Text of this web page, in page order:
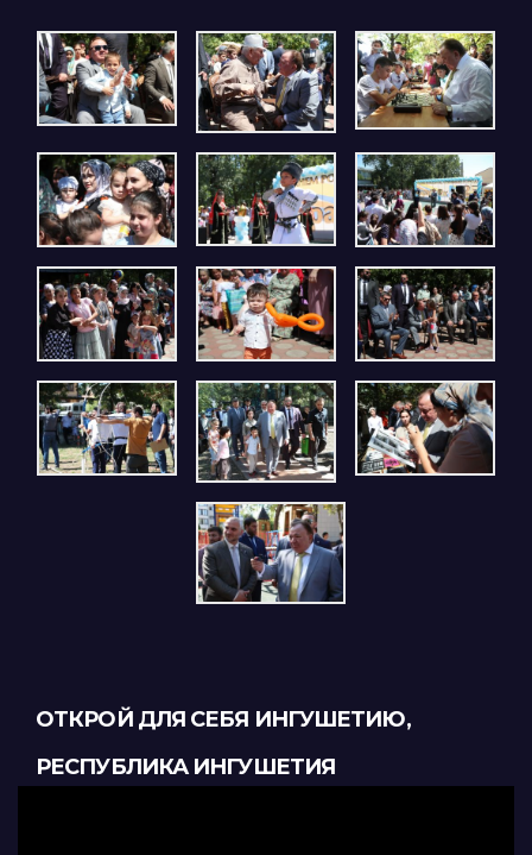
ОТКРОЙ ДЛЯ СЕБЯ ИНГУШЕТИЮ,
РЕСПУБЛИКА ИНГУШЕТИЯ